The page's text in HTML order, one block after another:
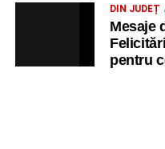
DIN JUDEȚ
Mesaje
pentru